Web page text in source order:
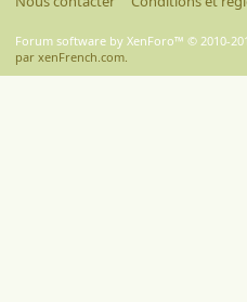
Forum software by XenForo™ © 2010-
par xenFrench.com.